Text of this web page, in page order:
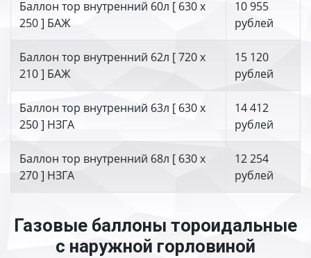
Баллон тор внутренний 60л [ 630 х
250 ] БАЖ
10 955
рублей
Баллон тор внутренний 62л [ 720 х
210 ] БАЖ
15 120
рублей
Баллон тор внутренний 63л [ 630 х
250 ] НЗГА
14 412
рублей
Баллон тор внутренний 68л [ 630 х
270 ] НЗГА
12 254
рублей
Газовые баллоны тороидальные
с наружной горловиной